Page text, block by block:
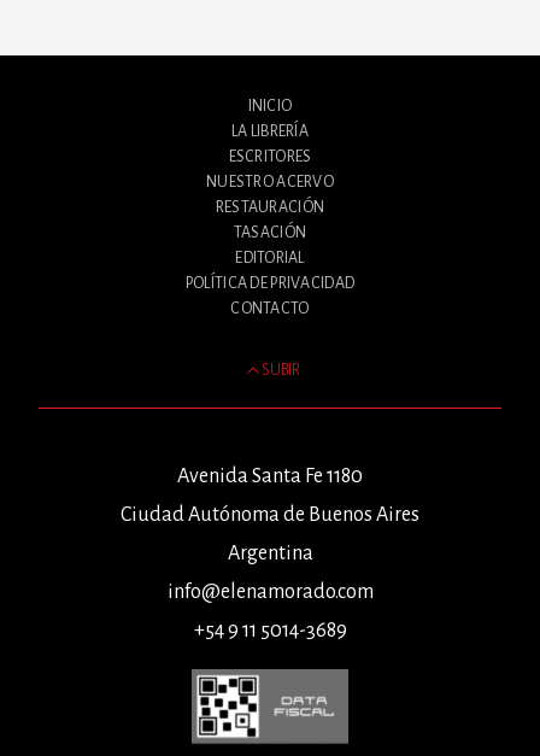
INICIO
LA LIBRERÍA
ESCRITORES
NUESTRO ACERVO
RESTAURACIÓN
TASACIÓN
EDITORIAL
POLÍTICA DE PRIVACIDAD
CONTACTO
SUBIR
Avenida Santa Fe 1180
Ciudad Autónoma de Buenos Aires
Argentina
info@elenamorado.com
+54 9 11 5014-3689